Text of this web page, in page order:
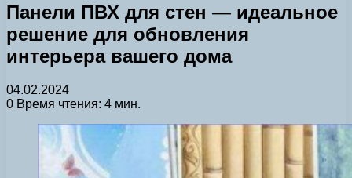
Панели ПВХ для стен — идеальное
решение для обновления
интерьера вашего дома
04.02.2024
0 Время чтения: 4 мин.